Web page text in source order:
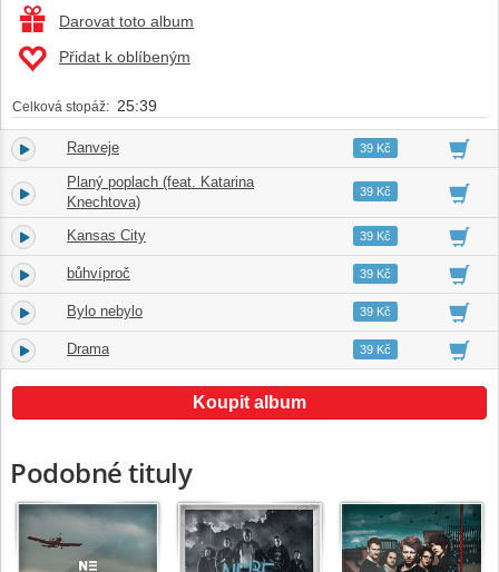
Darovat toto album
Přidat k oblíbeným
Celková stopáž: 25:39
1. Ranveje 04:3439 Kč
2.
Planý poplach (feat. Katarina
Knechtova)
04:4039 Kč
3. Kansas City 03:5539 Kč
4. bůhvíproč 03:5139 Kč
5. Bylo nebylo 03:2239 Kč
6. Drama 05:1739 Kč
Koupit album
Podobné tituly